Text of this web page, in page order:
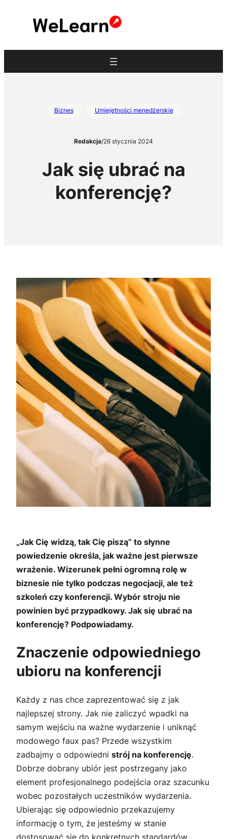
Biznes Umiejętności menedżerskie
Redakcja/26 stycznia 2024
Jak się ubrać na
konferencję?
„Jak Cię widzą, tak Cię piszą” to słynne
powiedzenie określa, jak ważne jest pierwsze
wrażenie. Wizerunek pełni ogromną rolę w
biznesie nie tylko podczas negocjacji, ale też
szkoleń czy konferencji. Wybór stroju nie
powinien być przypadkowy. Jak się ubrać na
konferencję? Podpowiadamy.
Znaczenie odpowiedniego
ubioru na konferencji
Każdy z nas chce zaprezentować się z jak
najlepszej strony. Jak nie zaliczyć wpadki na
samym wejściu na ważne wydarzenie i uniknąć
modowego faux pas? Przede wszystkim
zadbajmy o odpowiedni strój na konferencję.
Dobrze dobrany ubiór jest postrzegany jako
element profesjonalnego podejścia oraz szacunku
wobec pozostałych uczestników wydarzenia.
Ubierając się odpowiednio przekazujemy
informację o tym, że jesteśmy w stanie
dostosować się do konkretnych standardów,